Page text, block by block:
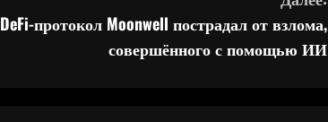
DeFi-протокол Moonwell пострадал от взлома,
совершённого с помощью ИИ